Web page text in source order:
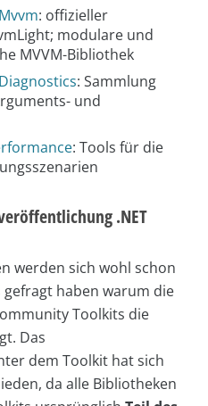
: offizieller
modulare und
MVVM-Bibliothek
: Sammlung
und
: Tools für die
.NET
werden sich wohl schon
gefragt haben warum die
Toolkits die
Das
dem Toolkit hat sich
da alle Bibliotheken